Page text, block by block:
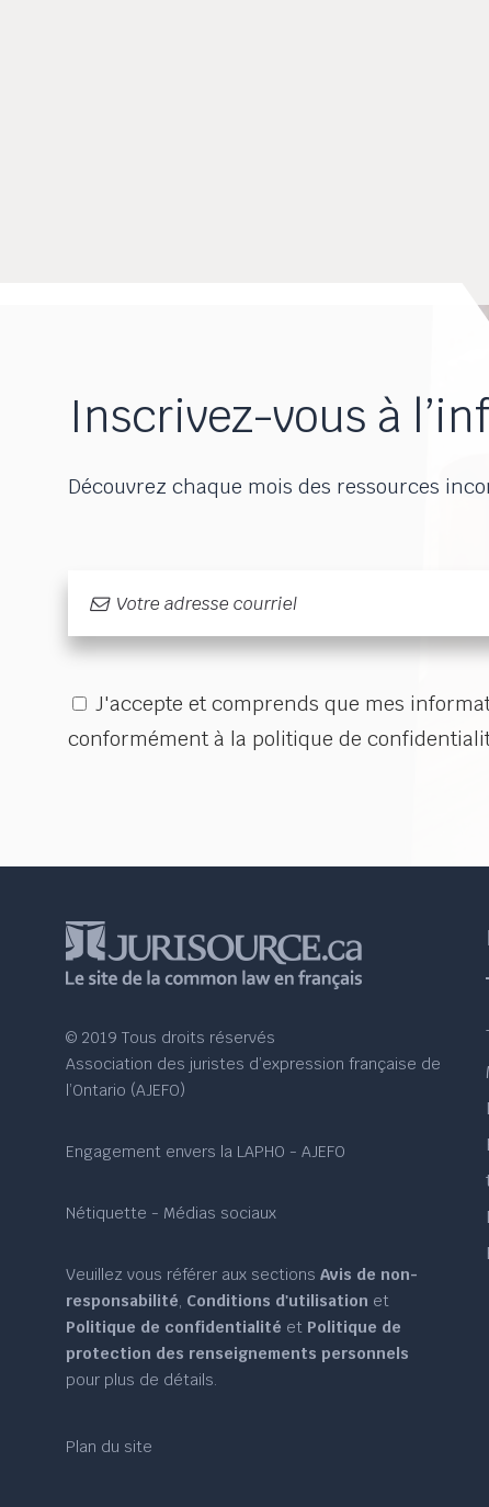
Inscrivez-vous à
Découvrez chaque mois des ressources
J'accepte et comprends que mes
conformément à la politique de
© 2019 Tous droits réservés
Association des juristes d’expression française de
l’Ontario (AJEFO)
Engagement envers la LAPHO - AJEFO
Nétiquette - Médias sociaux
Veuillez vous référer aux sectionsAvis de non-
responsabilité, Conditions d'utilisation et
Politique de confidentialité et Politique de
protection des renseignements personnels
pour plus de détails.
Plan du site